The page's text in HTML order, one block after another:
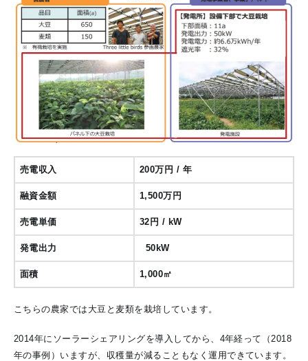
売電収入 200万円 / 年
融資金額 1,500万円
売電単価 32円 / kW
発電出力 50kW
面積 1,000㎡
こちらの農家では大豆と麦類を栽培しています。
2014年にソーラーシェアリングを導入してから、4年経って（2018
年の事例）いますが、収穫量が減ることもなく運用できています。